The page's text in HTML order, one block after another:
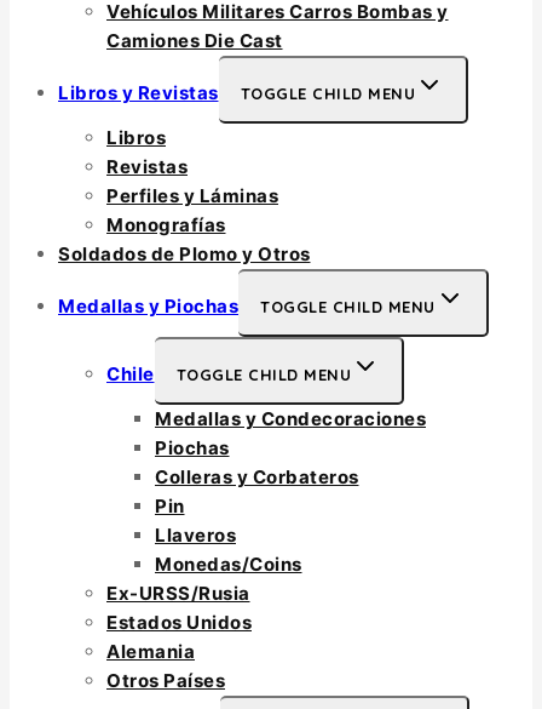
Vehículos Militares Carros Bombas y
Camiones Die Cast
Libros y Revistas TOGGLE CHILD MENU
Libros
Revistas
Perfiles y Láminas
Monografías
Soldados de Plomo y Otros
Medallas y Piochas TOGGLE CHILD MENU
Chile TOGGLE CHILD MENU
Medallas y Condecoraciones
Piochas
Colleras y Corbateros
Pin
Llaveros
Monedas/Coins
Ex-URSS/Rusia
Estados Unidos
Alemania
Otros Países